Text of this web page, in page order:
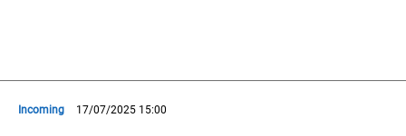
Incoming 17/07/2025 15:00